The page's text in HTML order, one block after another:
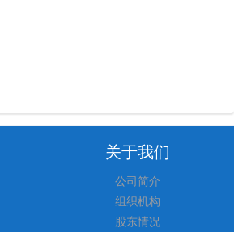
关于我们
公司简介
组织机构
股东情况